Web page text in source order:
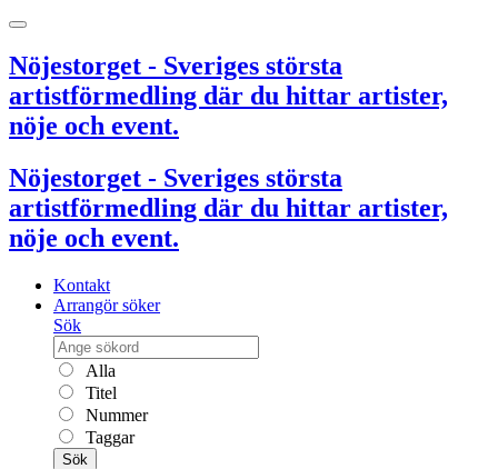
Nöjestorget - Sveriges största
artistförmedling där du hittar artister,
nöje och event.
Nöjestorget - Sveriges största
artistförmedling där du hittar artister,
nöje och event.
Kontakt
Arrangör söker
Sök
Alla
Titel
Nummer
Taggar
Sök